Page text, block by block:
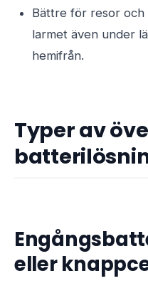
Bättre för resor och
larmet även under
hemifrån.
Typer av
eller